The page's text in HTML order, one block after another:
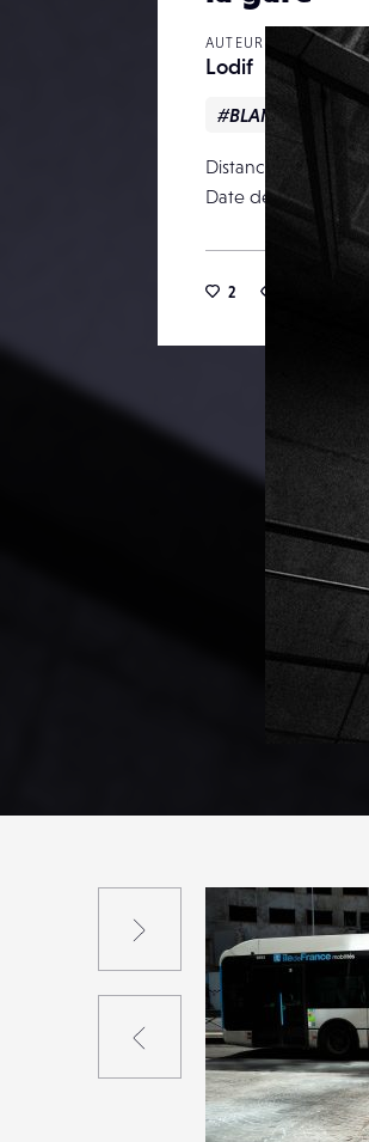
AUTEUR
Lodif
#BLANC
Distance focale
Date de publication
2
Suivant
Précédent